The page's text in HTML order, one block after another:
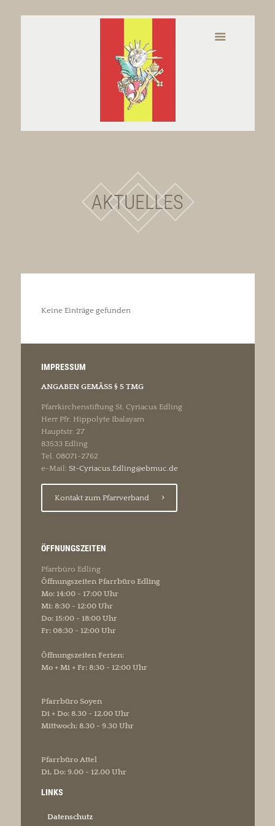
AKTUELLES
Keine Einträge gefunden
IMPRESSUM
ANGABEN GEMÄSS § 5 TMG
Pfarrkirchenstiftung St. Cyriacus Edling
Herr Pfr. Hippolyte Ibalayam
Hauptstr. 27
83533 Edling
Tel. 08071-2762
e-Mail: St-Cyriacus.Edling@ebmuc.de
Kontakt zum Pfarrverband
ÖFFNUNGSZEITEN
Pfarrbüro Edling
Öffnungszeiten Pfarrbüro Edling
Mo: 14:00 - 17:00 Uhr
Mi: 8:30 - 12:00 Uhr
Do: 15:00 - 18:00 Uhr
Fr: 08:30 - 12:00 Uhr
Öffnungszeiten Ferien:
Mo + Mi + Fr: 8:30 - 12:00 Uhr
Pfarrbüro Soyen
Di + Do: 8.30 - 12.00 Uhr
Mittwoch: 8.30 - 9.30 Uhr
Pfarrbüro Attel
Di, Do: 9.00 - 12.00 Uhr
LINKS
Datenschutz